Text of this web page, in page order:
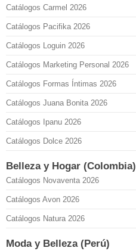
Catálogos Carmel 2026
Catálogos Pacifika 2026
Catálogos Loguin 2026
Catálogos Marketing Personal 2026
Catálogos Formas Íntimas 2026
Catálogos Juana Bonita 2026
Catálogos Ipanu 2026
Catálogos Dolce 2026
Belleza y Hogar (Colombia)
Catálogos Novaventa 2026
Catálogos Avon 2026
Catálogos Natura 2026
Moda y Belleza (Perú)